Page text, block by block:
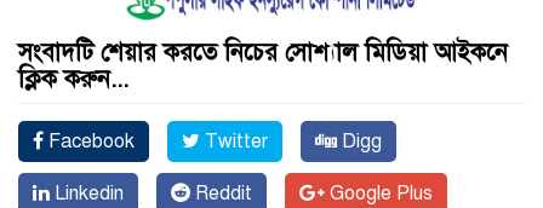
সংবাদটি শেয়ার করতে নিচের সোশ্যাল মিডিয়া আইকনে
ক্লিক করুন...
Facebook Twitter Digg
Linkedin Reddit Google Plus